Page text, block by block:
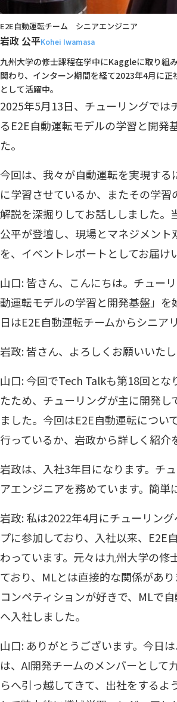
E2E自動運転チーム　シニアエンジニア
岩政 公平Kohei Iwamasa
九州大学の修士課程在学中にKaggleに取り組
関わり、インターン期間を経て2023年4月に
として活躍中。
2025年5月13日、チューリングでは
るE2E自動運転モデルの学習と開発
た。
今回は、我々が自動運転を実現す
に学習させているか、またその学
解説を深掘りしてお話ししました。
公平が登壇し、現場とマネジメン
を、イベントレポートとしてお届け
山口: 皆さん、こんにちは。チュー
動運転モデルの学習と開発基盤」を
日はE2E自動運転チームからシニア
岩政: 皆さん、よろしくお願いいたし
山口: 今回でTech Talkも第18回と
たため、チューリングが主に開発
ました。今回はE2E自動運転につい
行っているか、岩政から詳しく紹介
岩政は、入社3年目になります。チ
アエンジニアを務めています。簡単
岩政: 私は2022年4月にチューリン
プに参加しており、入社以来、E2E
わっています。元々は九州大学の
ており、MLとは直接的な関係があ
コンペティションが好きで、MLで
へ入社しました。
山口: ありがとうございます。今日
は、AI開発チームのメンバーとして
らへ引っ越してきて、出社をする